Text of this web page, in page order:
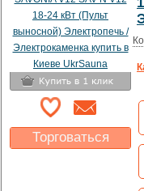
Тип кожуха:
талькохлоритом
Торговаться